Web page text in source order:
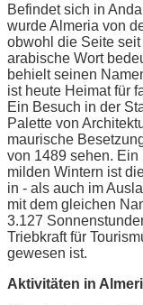
Befindet sich in
wurde Almeria von
obwohl die Seite
arabische Wort
behielt seinen
ist heute Heimat für
Ein Besuch in der
Palette von
maurische
von 1489 sehen.
milden Wintern ist
in - als auch im
mit dem gleichen
3.127
Triebkraft für
gewesen ist.
Aktivitäten in